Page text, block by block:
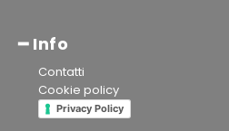
━ Info
Contatti
Cookie policy
Privacy Policy